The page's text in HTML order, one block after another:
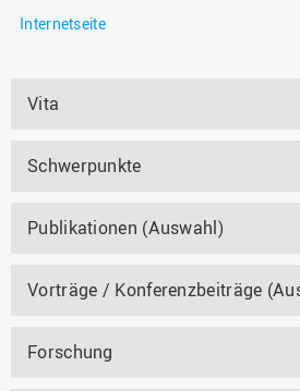
Internetseite
Vita
Schwerpunkte
Publikationen (Auswahl)
Vorträge / Konferenzbeiträge
Forschung